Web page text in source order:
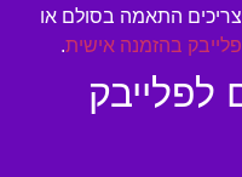
התאמה בסולם או
פלייבק בהזמנה אישית.
לפלייבק